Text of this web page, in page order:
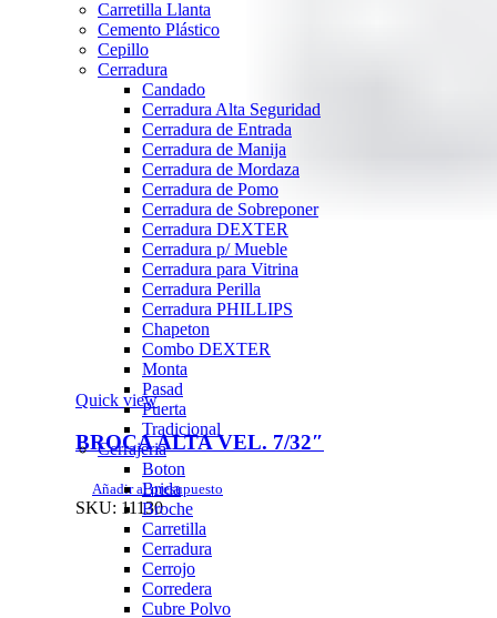
Quick view
BROCA ALTA VEL. 7/32″
Añadir al presupuesto
SKU: 11130
Carretilla Llanta
Cemento Plástico
Cepillo
Cerradura
Candado
Cerradura Alta Seguridad
Cerradura de Entrada
Cerradura de Manija
Cerradura de Mordaza
Cerradura de Pomo
Cerradura de Sobreponer
Cerradura DEXTER
Cerradura p/ Mueble
Cerradura para Vitrina
Cerradura Perilla
Cerradura PHILLIPS
Chapeton
Combo DEXTER
Monta
Pasad
Puerta
Tradicional
Cerrajeria
Boton
Brida
Broche
Carretilla
Cerradura
Cerrojo
Corredera
Cubre Polvo